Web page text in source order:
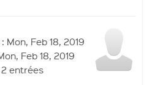
Feb 18, 2019
Feb 18, 2019
entrées